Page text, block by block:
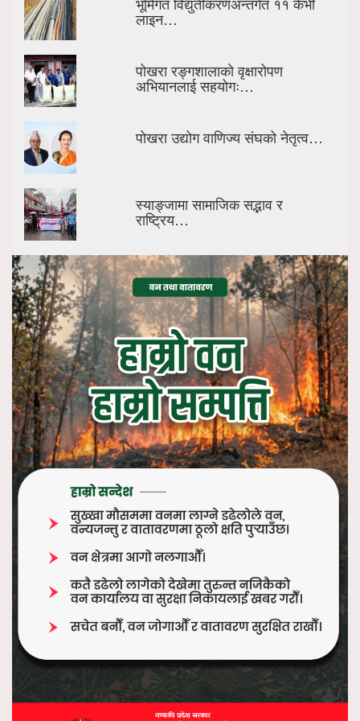
लाइन…
पोखरा रङ्गशालाको वृक्षारोपण
अभियानलाई सहयोगः…
पोखरा उद्योग वाणिज्य संघको नेतृत्व…
स्याङ्जामा सामाजिक सद्भाव र
राष्ट्रिय…